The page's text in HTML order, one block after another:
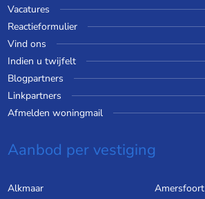
Vacatures
Reactieformulier
Vind ons
Indien u twijfelt
Blogpartners
Linkpartners
Afmelden woningmail
Aanbod per vestiging
Alkmaar
Amersfoort